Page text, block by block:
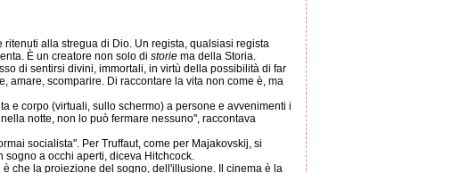
alla stregua di Dio. Un regista, qualsiasi regista
È un creatore non solo di storie ma della Storia.
di sentirsi divini, immortali, in virtù della possibilità di far
amare, scomparire. Di raccontare la vita non come è, ma
e corpo (virtuali, sullo schermo) a persone e avvenimenti i
notte, non lo può fermare nessuno", raccontava
socialista". Per Truffaut, come per Majakovskij, si
a occhi aperti, diceva Hitchcock.
che la proiezione del sogno, dell'illusione. Il cinema è la